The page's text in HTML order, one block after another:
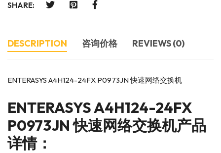
SHARE:
DESCRIPTION 咨询价格 REVIEWS (0)
ENTERASYS A4H124-24FX P0973JN 快速网络交换机
ENTERASYS A4H124-24FX
P0973JN 快速网络交换机产品
详情：